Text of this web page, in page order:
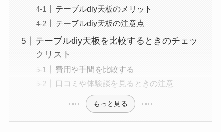
テーブルdiy天板のメリット
テーブルdiy天板の注意点
テーブルdiy天板を比較するときのチェッ
クリスト
費用や手間を比較する
口コミや体験談を見るときの注意
もっと見る